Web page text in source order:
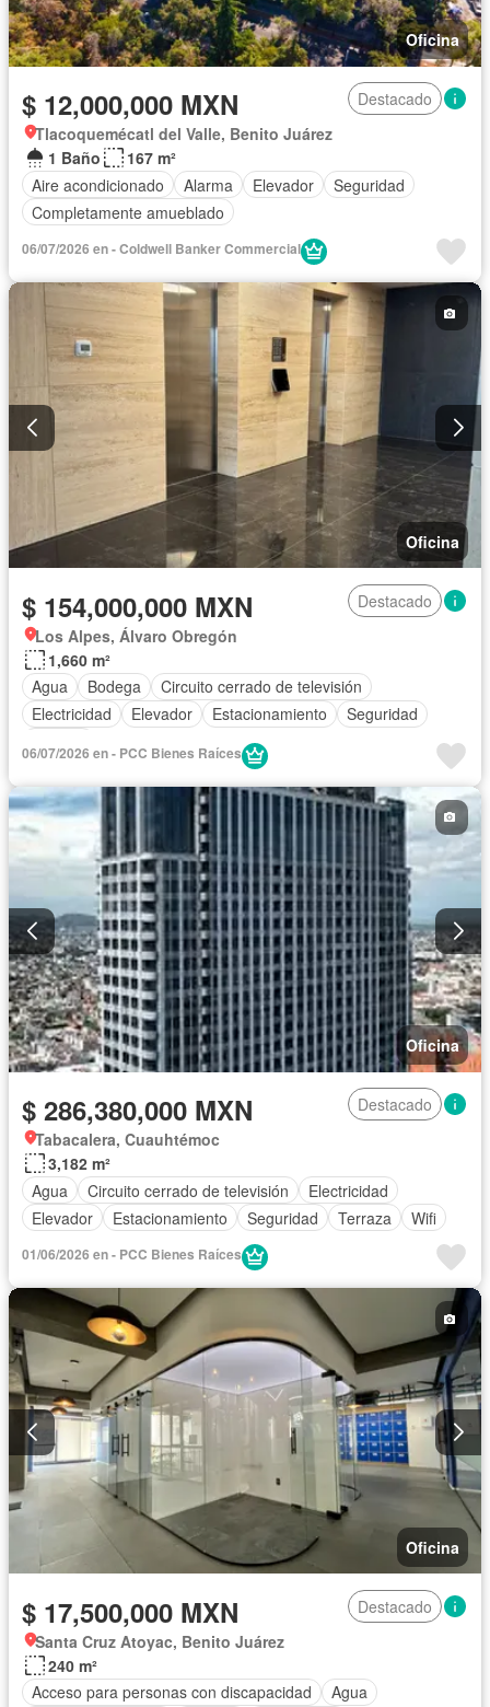
Oficina
$ 12,000,000 MXN
Destacado
Tlacoquemécatl del Valle, Benito Juárez
1 Baño
167 m²
Aire acondicionado
Alarma Elevador
Seguridad
Completamente amueblado
06/07/2026 en - Coldwell Banker Commercial
Oficina
$ 154,000,000 MXN
Destacado
Los Alpes, Álvaro Obregón
1,660 m²
Agua
Bodega
Circuito cerrado de televisión
Electricidad
Elevador Estacionamiento
Seguridad
06/07/2026 en - PCC Bienes Raíces
Oficina
$ 286,380,000 MXN
Destacado
Tabacalera, Cuauhtémoc
3,182 m²
Agua
Circuito cerrado de televisión
Electricidad
Elevador
Estacionamiento Seguridad Terraza Wifi
01/06/2026 en - PCC Bienes Raíces
Oficina
$ 17,500,000 MXN
Destacado
Santa Cruz Atoyac, Benito Juárez
240 m²
Acceso para personas con discapacidad
Agua